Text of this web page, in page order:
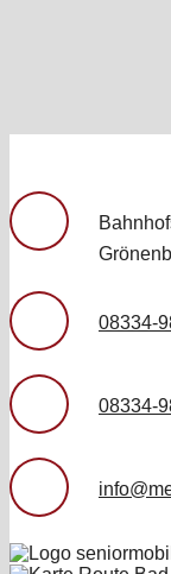
08334-
08334-